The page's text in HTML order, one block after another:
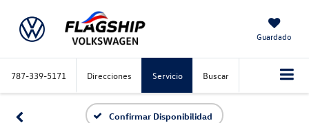
Guardado
787-339-5171 Direcciones Servicio Buscar
Confirmar Disponibilidad